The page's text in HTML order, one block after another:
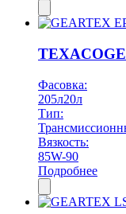
TEXACO
Фасовка:
205л20л
Тип:
Вязкость:
85W-90
Подробнее